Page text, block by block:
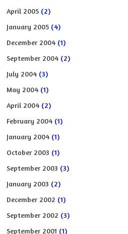
April 2005 (2)
January 2005 (4)
December 2004 (1)
September 2004 (2)
July 2004 (3)
May 2004 (1)
April 2004 (2)
February 2004 (1)
January 2004 (1)
October 2003 (1)
September 2003 (3)
January 2003 (2)
December 2002 (1)
September 2002 (3)
September 2001 (1)